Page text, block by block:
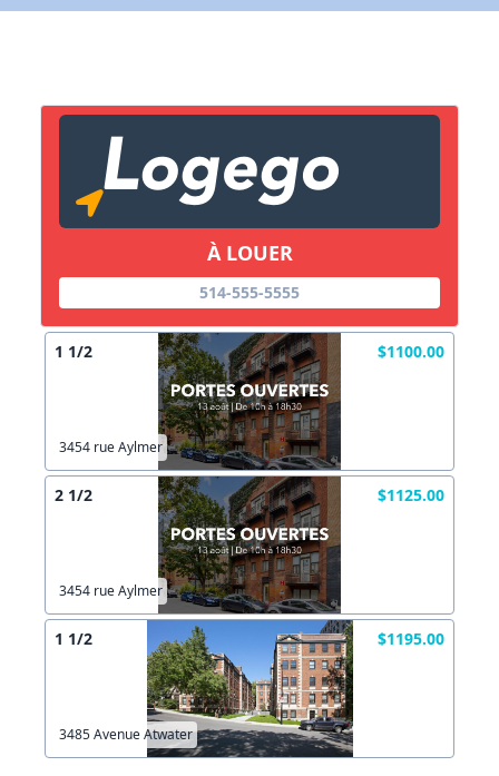
À LOUER
514-555-5555
1 1/2 $1100.00
3454 rue Aylmer
2 1/2 $1125.00
3454 rue Aylmer
1 1/2 $1195.00
3485 Avenue Atwater
Copier lien
X Fermer Envoyez